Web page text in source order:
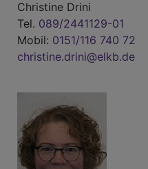
Christine Drini
Tel. 089/2441129-01
Mobil: 0151/116 740 72
christine.drini@elkb.de